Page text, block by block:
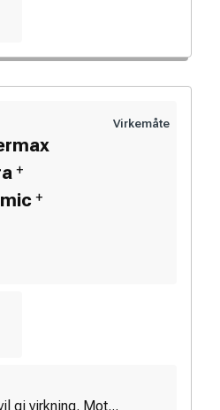
+
+
Virkemåte
gi virkning. Mot...